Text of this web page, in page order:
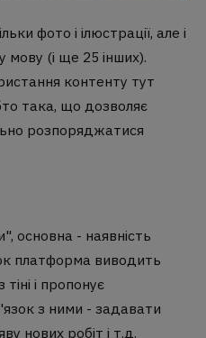
фото і ілюстрації, але і
мову (і ще 25 інших).
контенту тут
така, що дозволяє
розпоряджатися
основна - наявність
платформа виводить
і пропонує
з ними - задавати
нових робіт і т.д.